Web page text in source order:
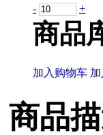
- +
商品
加入购物车
商品描